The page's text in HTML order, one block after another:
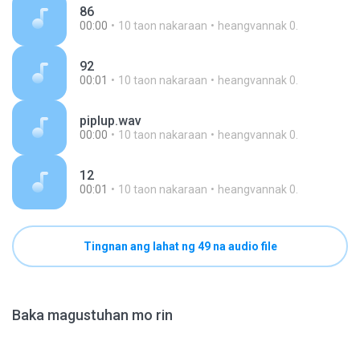
86
00:00 10 taon nakaraan heangvannak 0.
92
00:01 10 taon nakaraan heangvannak 0.
piplup.wav
00:00 10 taon nakaraan heangvannak 0.
12
00:01 10 taon nakaraan heangvannak 0.
Tingnan ang lahat ng 49 na audio file
Baka magustuhan mo rin